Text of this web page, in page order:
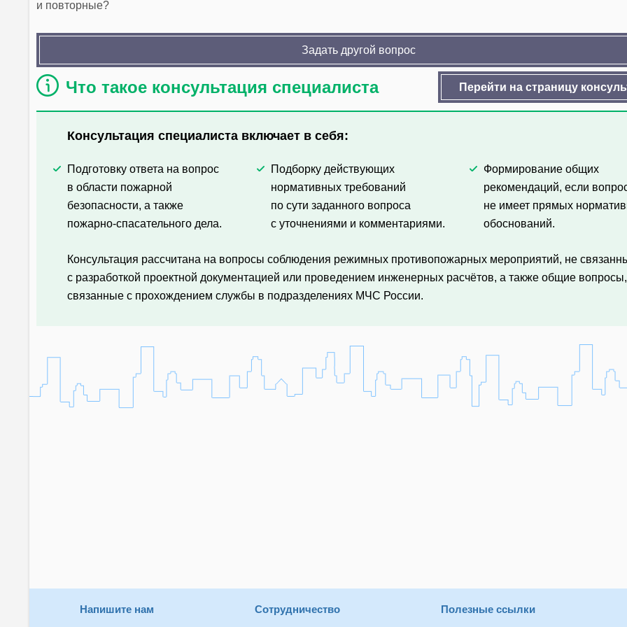
и повторные?
Задать другой вопрос
Что такое консультация специалиста Перейти на страницу
Консультация специалиста включает в себя:
Подготовку ответа на вопрос
в области пожарной
безопасности, а также
пожарно-спасательного дела.
Подборку действующих
нормативных требований
по сути заданного вопроса
с уточнениями и комментариями.
Формирование общих
рекомендаций, если
не имеет прямых
обоснований.
Консультация рассчитана на вопросы соблюдения режимных противопожарных мероприятий, не
с разработкой проектной документацией или проведением инженерных расчётов, а также общие вопросы,
связанные с прохождением службы в подразделениях МЧС России.
Напишите нам Сотрудничество Полезные ссылки